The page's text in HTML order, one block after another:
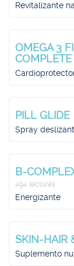
Revitalizante
OMEGA 3
COMPLETE
PILL GLIDE
Spray
B-
494 lecturas
Energizante
SKIN-HAIR
Suplemento